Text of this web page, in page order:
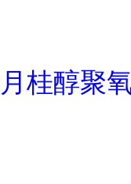
月桂醇聚